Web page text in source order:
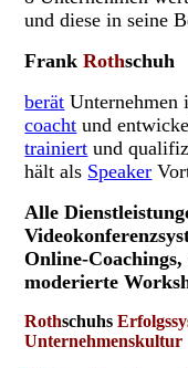
und diese in seine
FrankRothschuh
berät Unternehmen
coacht und
trainiert und
hält als Speaker
Alle
Online-
moderierte
Rothschuhs
Unternehmenskultur